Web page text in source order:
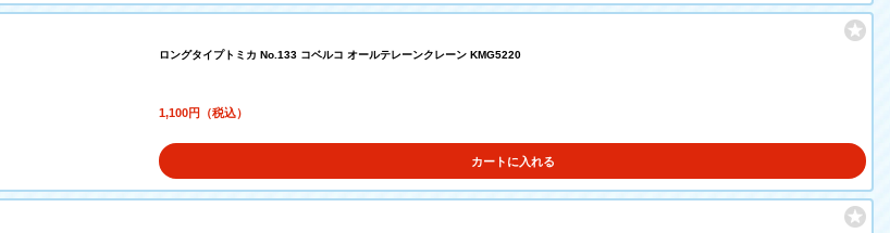
ロングタイプトミカ No.133 コベルコ オールテレーンクレーン KMG5220
1,100円（税込）
カートに入れる